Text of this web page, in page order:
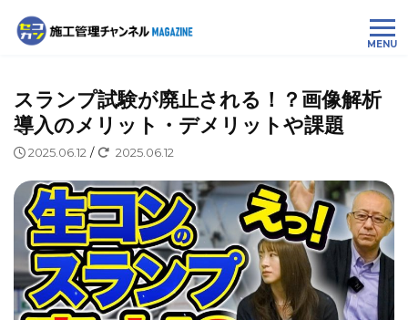
MENU
スランプ試験が廃止される！？画像解析
導入のメリット・デメリットや課題
2025.06.12 / 2025.06.12